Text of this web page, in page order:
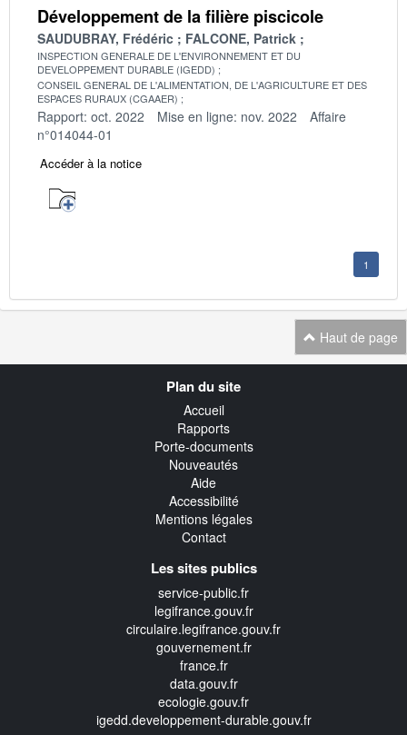
Développement de la filière piscicole
SAUDUBRAY, Frédéric FALCONE, Patrick
INSPECTION GENERALE DE L'ENVIRONNEMENT ET DU
DEVELOPPEMENT DURABLE (IGEDD)
CONSEIL GENERAL DE L'ALIMENTATION, DE L'AGRICULTURE ET DES
ESPACES RURAUX (CGAAER)
Rapport: oct. 2022 Mise en ligne: nov. 2022
Affaire
n°014044-01
Accéder à la notice
1
Haut de page
Plan du site
Accueil
Rapports
Porte-documents
Nouveautés
Aide
Accessibilité
Mentions légales
Contact
Les sites publics
service-public.fr
legifrance.gouv.fr
circulaire.legifrance.gouv.fr
gouvernement.fr
france.fr
data.gouv.fr
ecologie.gouv.fr
igedd.developpement-durable.gouv.fr